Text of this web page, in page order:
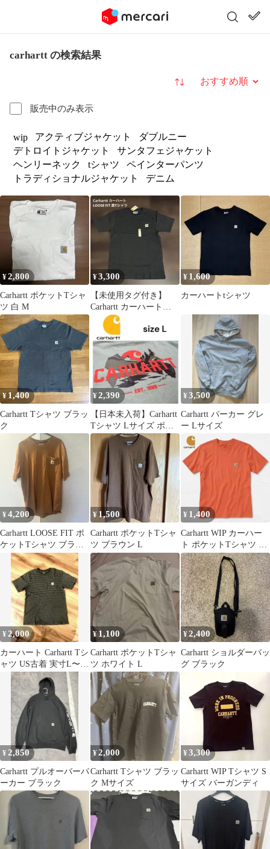
carhartt の検索結果
販売中のみ表示
並び替え
wip アクティブジャケット
ダブルニー
デトロイトジャケット
サンタフェジャケット
ヘンリーネック
tシャツ
ペインターパンツ
トラディショナルジャケット
デニム
¥2,800
Carhartt ポケットTシャ
ツ 白 M
¥3,300
【未使用タグ付き】
Carhartt カーハート
LOOSE FIT 黒Tシャツ
¥ 1,600
カーハートtシャツ
¥ 1,400
Carhartt Tシャツ ブラッ
ク
¥2,390
【日本未入荷】Carhartt
Tシャツ Lサイズ ポケ
ット付き セージグリー
ン
¥3,500
Carhartt パーカー グレ
ー Lサイズ
¥4,200
Carhartt LOOSE FIT ポ
ケットTシャツ ブラウ
ン M
¥ 1,500
Carhartt ポケットTシャ
ツ ブラウン L
¥ 1,400
Carhartt WIP カーハー
ト ポケットTシャツ オ
レンジ M
¥ 2,000
カーハート Carhartt Tシ
ャツ US古着 実寸L〜
XL程度
¥ 1,100
Carhartt ポケットTシャ
ツ ホワイト L
¥2,400
Carhartt ショルダーバッ
グ ブラック
¥ 2,850
Carhartt プルオーバーパ
ーカー ブラック
¥2,000
Carhartt Tシャツ ブラッ
ク Mサイズ
¥3,300
Carhartt WIP Tシャツ S
サイズ バーガンディ